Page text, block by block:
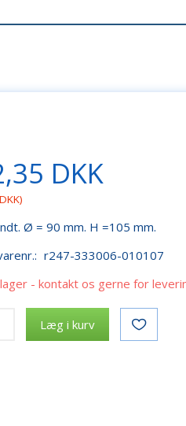
DKK
)
Ø = 90 mm. H =105 mm.
r247-333006-010107
- kontakt os gerne for
Læg i kurv